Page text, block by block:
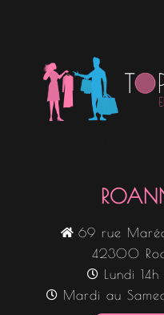
69 rue
42300
Lundi
Mardi au